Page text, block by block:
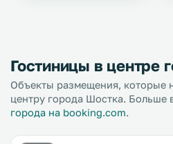
Гостиницы в центре
Объекты размещения, которые
центру города Шостка. Больше
города на booking.com.